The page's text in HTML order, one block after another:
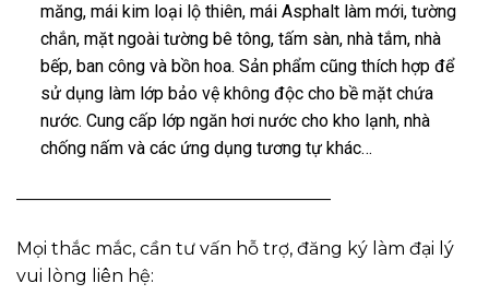
măng, mái kim loại lộ thiên, mái Asphalt làm mới, tường
chắn, mặt ngoài tường bê tông, tấm sàn, nhà tắm, nhà
bếp, ban công và bồn hoa. Sản phẩm cũng thích hợp để
sử dụng làm lớp bảo vệ không độc cho bề mặt chứa
nước. Cung cấp lớp ngăn hơi nước cho kho lạnh, nhà
chống nấm và các ứng dụng tương tự khác…
——————————————————
Mọi thắc mắc, cần tư vấn hỗ trợ, đăng ký làm đại lý
vui lòng liên hệ: